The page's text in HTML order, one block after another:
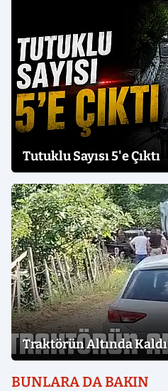
Tutuklu Sayısı 5'e Çıktı
Traktörün Altında Kaldı
BUNLARA DA BAKIN